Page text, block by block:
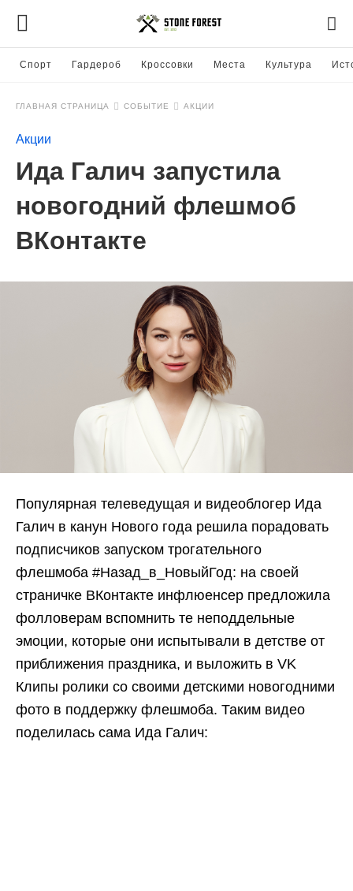
Спорт Гардероб Кроссовки Места Культура
ГЛАВНАЯ СТРАНИЦА СОБЫТИЕ АКЦИИ
Акции
Ида Галич запустила
новогодний флешмоб
ВКонтакте
Популярная телеведущая и видеоблогер Ида
Галич в канун Нового года решила порадовать
подписчиков запуском трогательного
флешмоба #Назад_в_НовыйГод: на своей
страничке ВКонтакте инфлюенсер предложила
фолловерам вспомнить те неподдельные
эмоции, которые они испытывали в детстве от
приближения праздника, и выложить в VK
Клипы ролики со своими детскими новогодними
фото в поддержку флешмоба. Таким видео
поделилась сама Ида Галич: